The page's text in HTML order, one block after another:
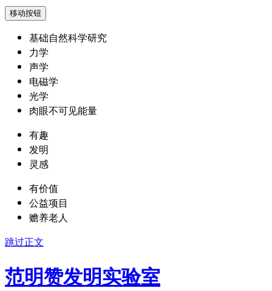
移动按钮
基础自然科学研究
力学
声学
电磁学
光学
肉眼不可见能量
有趣
发明
灵感
有价值
公益项目
赡养老人
跳过正文
范明赞发明实验室